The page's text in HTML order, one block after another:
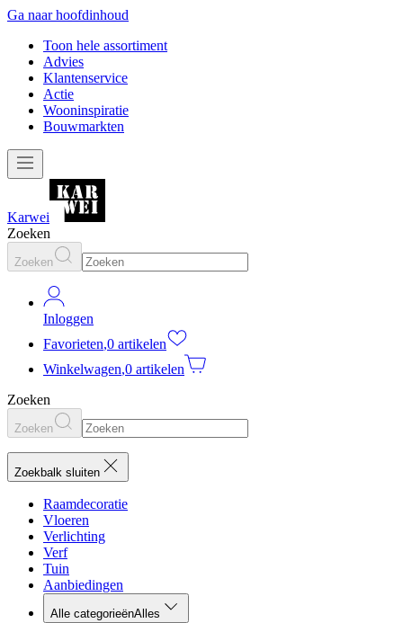
Ga naar hoofdinhoud
Toon hele assortiment
Advies
Klantenservice
Actie
Wooninspiratie
Bouwmarkten
Karwei
Zoeken
Zoeken
Inloggen
Favorieten,0 artikelen
Winkelwagen,0 artikelen
Zoeken
Zoeken
Zoekbalk sluiten
Raamdecoratie
Vloeren
Verlichting
Verf
Tuin
Aanbiedingen
Alle categorieënAlles